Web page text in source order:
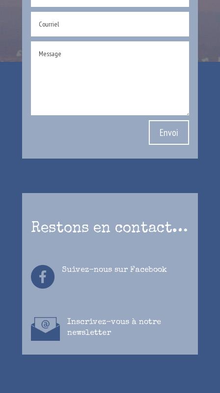
Envoi
Restons en contact…
Suivez-nous sur Facebook
Inscrivez-vous à notre
newsletter